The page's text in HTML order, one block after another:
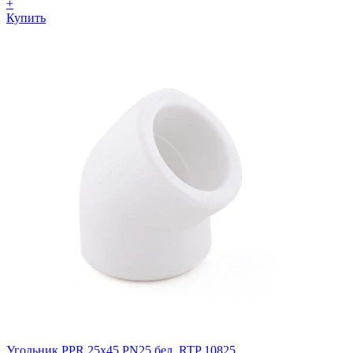
+
Купить
Угольник PPR 25х45 PN25 бел. RTP 10825